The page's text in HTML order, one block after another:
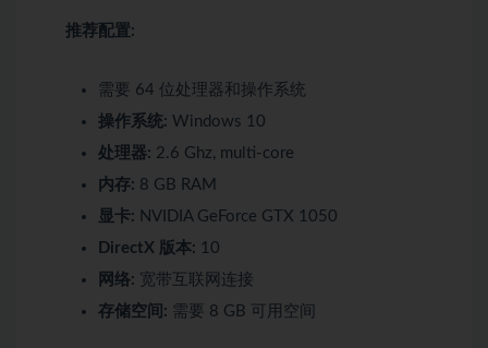
推荐配置:
需要 64 位处理器和操作系统
操作系统: Windows 10
处理器: 2.6 Ghz, multi-core
内存: 8 GB RAM
显卡: NVIDIA GeForce GTX 1050
DirectX 版本: 10
网络: 宽带互联网连接
存储空间: 需要 8 GB 可用空间